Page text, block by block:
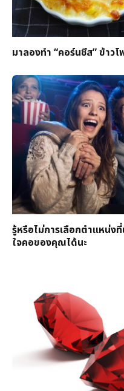
มาลองทำ “คอร์นชีส” ข้าว
รู้หรือไม่การเลือกตำแหน่ง
ใจคอของคุณได้นะ